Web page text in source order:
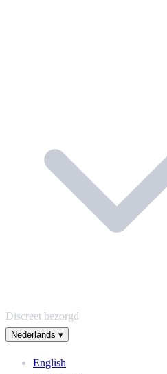
Discreet bezorgd
Nederlands ▾
English